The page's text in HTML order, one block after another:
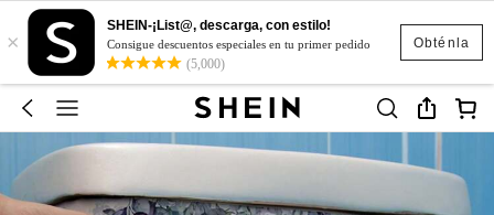
Obténla
×
SHEIN-¡List@, descarga, con estilo!
Consigue descuentos especiales en tu primer pedido
(5,000)